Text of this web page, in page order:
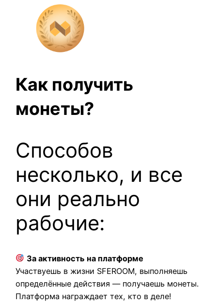
Как получить
монеты?
Способов
несколько, и все
они реально
рабочие:
За активность на платформе
Участвуешь в жизни SFEROOM, выполняешь
определённые действия — получаешь монеты.
Платформа награждает тех, кто в деле!